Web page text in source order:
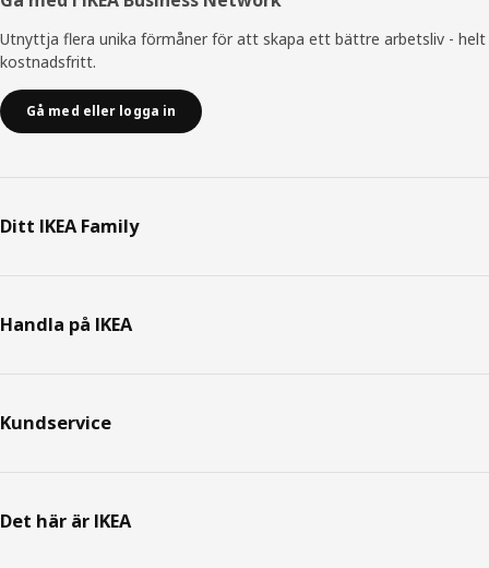
Utnyttja flera unika förmåner för att skapa ett bättre arbetsliv - helt
kostnadsfritt.
Gå med eller logga in
Ditt IKEA Family
Handla på IKEA
Kundservice
Det här är IKEA